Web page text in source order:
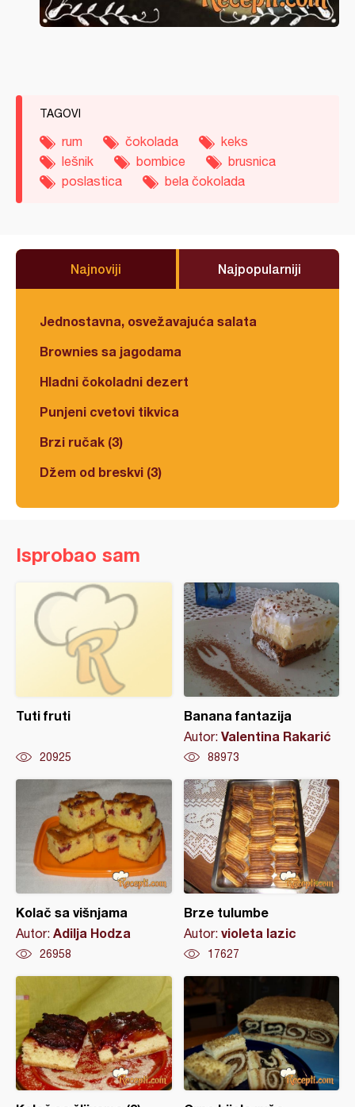
TAGOVI
rum čokolada
keks
lešnik
bombice
brusnica
poslastica
bela čokolada
Najnoviji Najpopularniji
Jednostavna, osvežavajuća salata
Brownies sa jagodama
Hladni čokoladni dezert
Punjeni cvetovi tikvica
Brzi ručak (3)
Džem od breskvi (3)
Isprobao sam
Tuti fruti
20925
Banana fantazija
Autor: Valentina Rakarić
88973
Kolač sa višnjama
Autor: Adilja Hodza
26958
Brze tulumbe
Autor: violeta lazic
17627